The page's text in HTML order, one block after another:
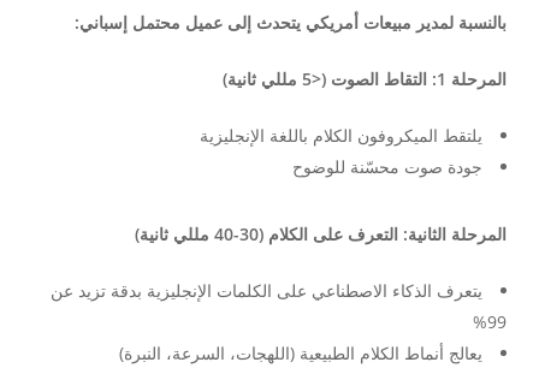
بالنسبة لمدير مبيعات أمريكي يتحدث إلى عميل محتمل إسباني:
المرحلة 1: التقاط الصوت (<5 مللي ثانية)
يلتقط الميكروفون الكلام باللغة الإنجليزية
جودة صوت محسّنة للوضوح
المرحلة الثانية: التعرف على الكلام (30-40 مللي ثانية)
يتعرف الذكاء الاصطناعي على الكلمات الإنجليزية بدقة تزيد عن
99%
يعالج أنماط الكلام الطبيعية (اللهجات، السرعة، النبرة)